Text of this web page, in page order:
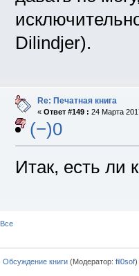
Dilindjer).
Re: Печатная книга
« Ответ #149 : 24 Марта
(−)0
Итак, есть ли
Все
Обсуждение книги(Модератор: fil0sof)